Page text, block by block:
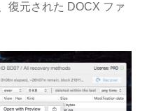
復元された DOCX ファ